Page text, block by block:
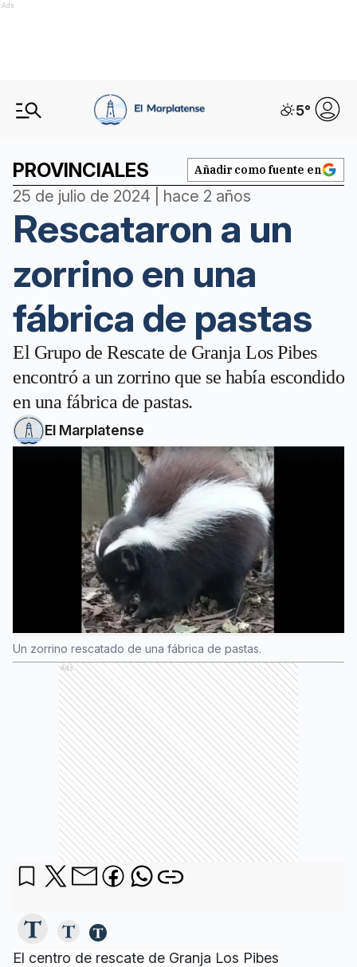
Ads
5°
PROVINCIALES Añadir como fuente en
25 de julio de 2024 | hace 2 años
Rescataron a un
zorrino en una
fábrica de pastas
El Grupo de Rescate de Granja Los Pibes
encontró a un zorrino que se había escondido
en una fábrica de pastas.
El Marplatense
Un zorrino rescatado de una fábrica de pastas.
Ads
El centro de rescate de Granja Los Pibes